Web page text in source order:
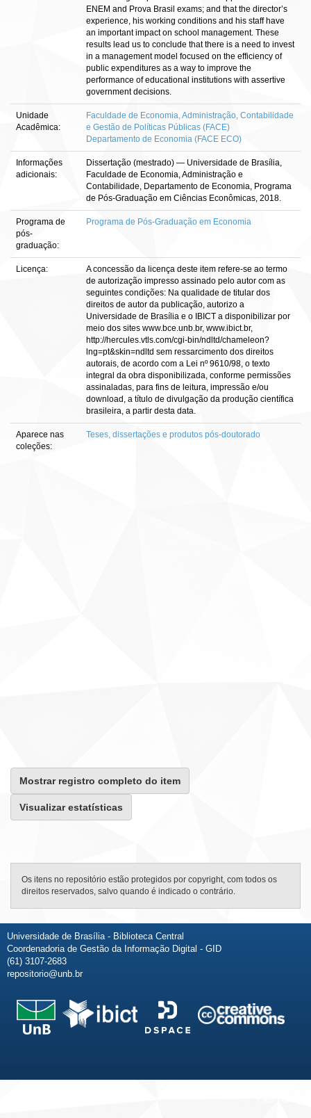
ENEM and Prova Brasil exams; and that the director’s
experience, his working conditions and his staff have
an important impact on school management. These
results lead us to conclude that there is a need to invest
in a management model focused on the efficiency of
public expenditures as a way to improve the
performance of educational institutions with assertive
government decisions.
Unidade
Acadêmica:
Faculdade de Economia, Administração, Contabilidade
e Gestão de Políticas Públicas (FACE)
Departamento de Economia (FACE ECO)
Informações
adicionais:
Dissertação (mestrado) — Universidade de Brasília,
Faculdade de Economia, Administração e
Contabilidade, Departamento de Economia, Programa
de Pós-Graduação em Ciências Econômicas, 2018.
Programa de
pós-
graduação:
Programa de Pós-Graduação em Economia
Licença:
A concessão da licença deste item refere-se ao termo
de autorização impresso assinado pelo autor com as
seguintes condições: Na qualidade de titular dos
direitos de autor da publicação, autorizo a
Universidade de Brasília e o IBICT a disponibilizar por
meio dos sites www.bce.unb.br, www.ibict.br,
http://hercules.vtls.com/cgi-bin/ndltd/chameleon?
lng=pt&skin=ndltd sem ressarcimento dos direitos
autorais, de acordo com a Lei nº 9610/98, o texto
integral da obra disponibilizada, conforme permissões
assinaladas, para fins de leitura, impressão e/ou
download, a título de divulgação da produção científica
brasileira, a partir desta data.
Aparece nas
coleções:
Teses, dissertações e produtos pós-doutorado
Mostrar registro completo do item
Visualizar estatísticas
Os itens no repositório estão protegidos por copyright, com todos os
direitos reservados, salvo quando é indicado o contrário.
Universidade de Brasília - Biblioteca Central
Coordenadoria de Gestão da Informação Digital - GID
(61) 3107-2683
repositorio@unb.br